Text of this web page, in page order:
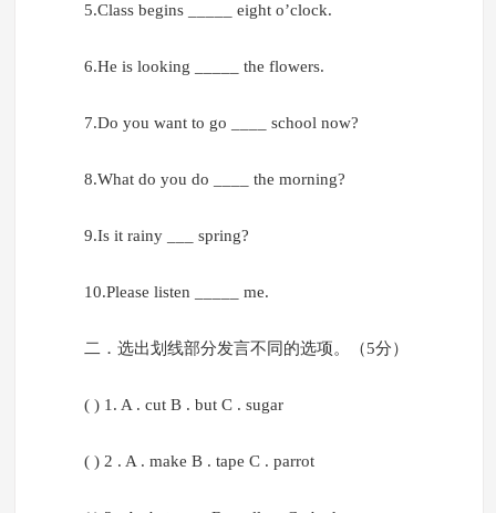
5.Class begins _____ eight o’clock.
6.He is looking _____ the flowers.
7.Do you want to go ____ school now?
8.What do you do ____ the morning?
9.Is it rainy ___ spring?
10.Please listen _____ me.
二．选出划线部分发言不同的选项。（5分）
( ) 1. A . cut B . but C . sugar
( ) 2 . A . make B . tape C . parrot